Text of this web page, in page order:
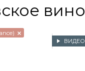
вино
ВИДЕО